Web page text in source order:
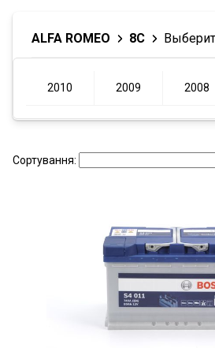
ALFA ROMEO 8C
2010 2009 2008
Сортування: